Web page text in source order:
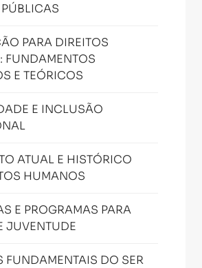
PARA DIREITOS
FUNDAMENTOS
E TEÓRICOS
E INCLUSÃO
ATUAL E HISTÓRICO
HUMANOS
E PROGRAMAS PARA
JUVENTUDE
FUNDAMENTAIS DO SER